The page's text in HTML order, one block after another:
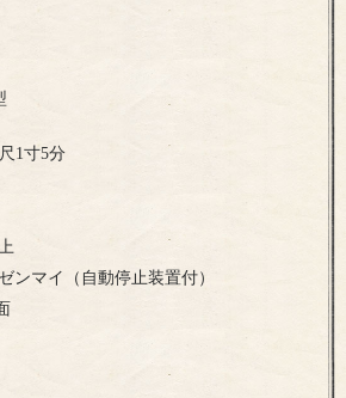
1寸5分
ンマイ（自動停止装置付）